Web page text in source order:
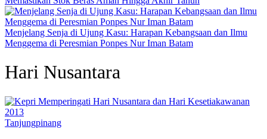
Menjelang Senja di Ujung Kasu: Harapan Kebangsaan dan Ilmu
Menggema di Peresmian Ponpes Nur Iman Batam
Hari Nusantara
Tanjungpinang